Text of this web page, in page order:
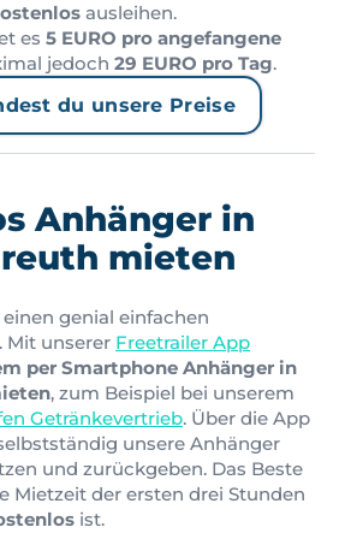
ausleihen.
es 5 EURO pro angefangene
jedoch 29 EURO pro Tag.
du unsere Preise
Anhänger in
mieten
genial einfachen
Mit unserer Freetrailer App
per Smartphone Anhänger in
, zum Beispiel bei unserem
Getränkevertrieb. Über die App
unsere Anhänger
und zurückgeben. Das Beste
Mietzeit der ersten drei Stunden
ist.